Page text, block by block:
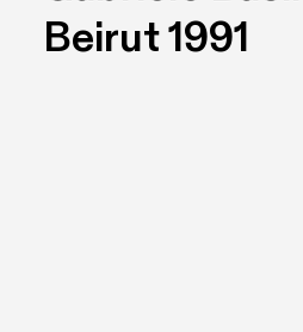
Beirut 1991